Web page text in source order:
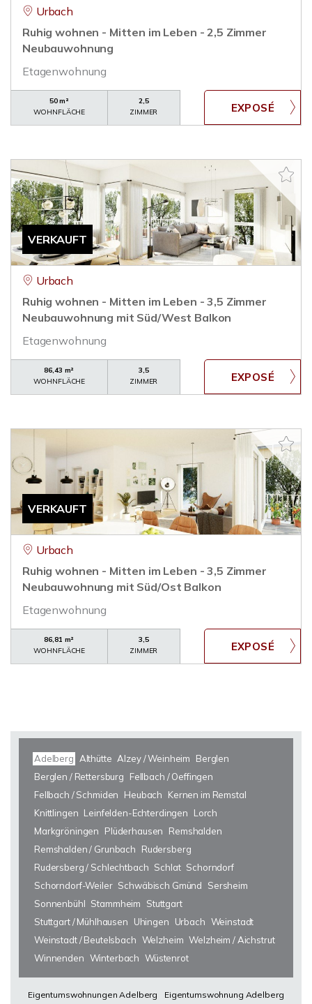
Urbach
Ruhig wohnen - Mitten im Leben - 2,5 Zimmer
Neubauwohnung
Etagenwohnung
50 m²
WOHNFLÄCHE
2,5
ZIMMER
VERKAUFT
Urbach
Ruhig wohnen - Mitten im Leben - 3,5 Zimmer
Neubauwohnung mit Süd/West Balkon
Etagenwohnung
86,43 m²
WOHNFLÄCHE
3,5
ZIMMER
VERKAUFT
Urbach
Ruhig wohnen - Mitten im Leben - 3,5 Zimmer
Neubauwohnung mit Süd/Ost Balkon
Etagenwohnung
86,81 m²
WOHNFLÄCHE
3,5
ZIMMER
Adelberg Althütte Alzey / Weinheim
Berglen
Berglen / Rettersburg
Fellbach / Oeffingen
Fellbach / Schmiden
Heubach
Kernen im Remstal
Knittlingen Leinfelden-Echterdingen
Lorch
Markgröningen
Plüderhausen
Remshalden
Remshalden / Grunbach
Rudersberg
Rudersberg / Schlechtbach Schlat Schorndorf
Schorndorf-Weiler Schwäbisch Gmünd
Sersheim
Sonnenbühl Stammheim
Stuttgart
Stuttgart / Mühlhausen
Uhingen Urbach Weinstadt
Weinstadt / Beutelsbach Welzheim Welzheim / Aichstrut
Winnenden Winterbach Wüstenrot
Eigentumswohnungen Adelberg
Eigentumswohnung Adelberg